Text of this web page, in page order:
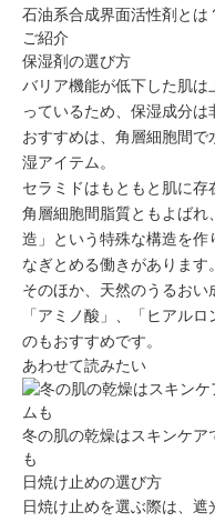
石油系合成界面活性剤とは
ご紹介
保湿剤の選び方
バリア機能が低下した肌は
っているため、 保湿成分は
おすすめは、角層細胞間で
湿アイテム 。
セラミドはもともと肌に存
角層細胞間脂質ともよばれ
造」という特殊な構造を作
なぎとめる働きがあります。
そのほか、天然のうるお
「アミノ酸」、「ヒアル
のもおすすめです。
あわせて読みたい
冬の肌の乾燥はスキンケア
も
日焼け止めの選び方
日焼け止めを選ぶ際は、遮